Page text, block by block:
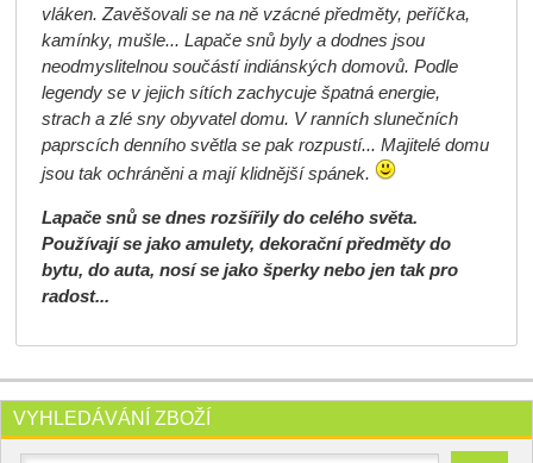
vláken. Zavěšovali se na ně vzácné předměty, peříčka,
kamínky, mušle... Lapače snů byly a dodnes jsou
neodmyslitelnou součástí indiánských domovů. Podle
legendy se v jejich sítích zachycuje špatná energie,
strach a zlé sny obyvatel domu. V ranních slunečních
paprscích denního světla se pak rozpustí... Majitelé domu
jsou tak ochráněni a mají klidnější spánek.
Lapače snů se dnes rozšířily do celého světa.
Používají se jako amulety, dekorační předměty do
bytu, do auta, nosí se jako šperky nebo jen tak pro
radost...
VYHLEDÁVÁNÍ ZBOŽÍ